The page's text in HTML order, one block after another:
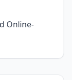
Online-